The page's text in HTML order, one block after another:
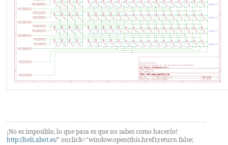
¡No es imposible, lo que pasa es que no sabes como hacerlo!
http://heli.xbot.es/" onclick="window.open(this.href);return false;